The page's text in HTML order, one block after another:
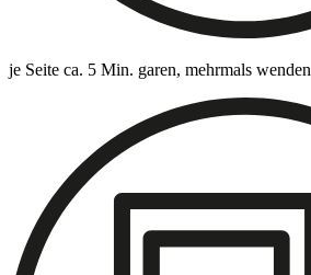
je Seite ca. 5 Min. garen, mehrmals wenden